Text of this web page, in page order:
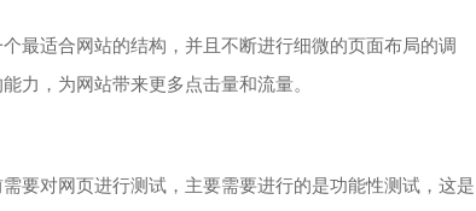
适合网站的结构，并且不断进行细微的页面布局的调
力，为网站带来更多点击量和流量。
对网页进行测试，主要需要进行的是功能性测试，这是